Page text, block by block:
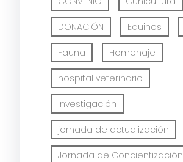
DONACIÓN Equinos
Fauna Homenaje
hospital veterinario
Investigación
jornada de actualización
Jornada de Concientización